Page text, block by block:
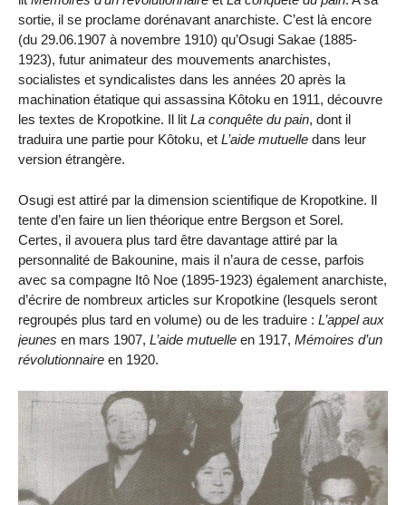
sortie, il se proclame dorénavant anarchiste. C’est là encore
(du 29.06.1907 à novembre 1910) qu’Osugi Sakae (1885-
1923), futur animateur des mouvements anarchistes,
socialistes et syndicalistes dans les années 20 après la
machination étatique qui assassina Kôtoku en 1911, découvre
les textes de Kropotkine. Il lit La conquête du pain, dont il
traduira une partie pour Kôtoku, et L’aide mutuelle dans leur
version étrangère.
Osugi est attiré par la dimension scientifique de Kropotkine. Il
tente d’en faire un lien théorique entre Bergson et Sorel.
Certes, il avouera plus tard être davantage attiré par la
personnalité de Bakounine, mais il n’aura de cesse, parfois
avec sa compagne Itô Noe (1895-1923) également anarchiste,
d’écrire de nombreux articles sur Kropotkine (lesquels seront
regroupés plus tard en volume) ou de les traduire : L’appel aux
jeunes en mars 1907, L’aide mutuelle en 1917, Mémoires d’un
révolutionnaire en 1920.